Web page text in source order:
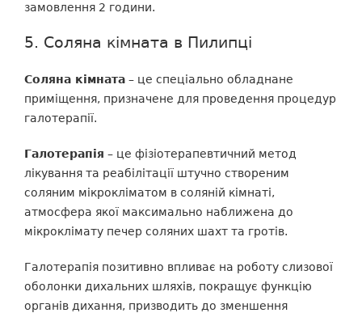
замовлення 2 години.
5. Соляна кімната в Пилипці
Соляна кімната – це спеціально обладнане
приміщення, призначене для проведення процедур
галотерапії.
Галотерапія – це фізіотерапевтичний метод
лікування та реабілітації штучно створеним
соляним мікрокліматом в соляній кімнаті,
атмосфера якої максимально наближена до
мікроклімату печер соляних шахт та гротів.
Галотерапія позитивно впливає на роботу слизової
оболонки дихальних шляхів, покращує функцію
органів дихання, призводить до зменшення